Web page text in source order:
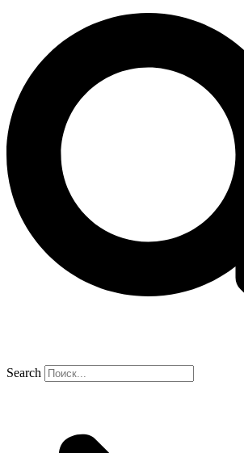
Search